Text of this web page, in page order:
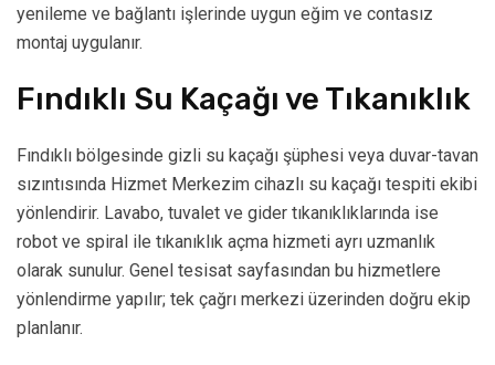
yenileme ve bağlantı işlerinde uygun eğim ve contasız
montaj uygulanır.
Fındıklı Su Kaçağı ve Tıkanıklık
Fındıklı bölgesinde gizli su kaçağı şüphesi veya duvar-tavan
sızıntısında Hizmet Merkezim cihazlı su kaçağı tespiti ekibi
yönlendirir. Lavabo, tuvalet ve gider tıkanıklıklarında ise
robot ve spiral ile tıkanıklık açma hizmeti ayrı uzmanlık
olarak sunulur. Genel tesisat sayfasından bu hizmetlere
yönlendirme yapılır; tek çağrı merkezi üzerinden doğru ekip
planlanır.